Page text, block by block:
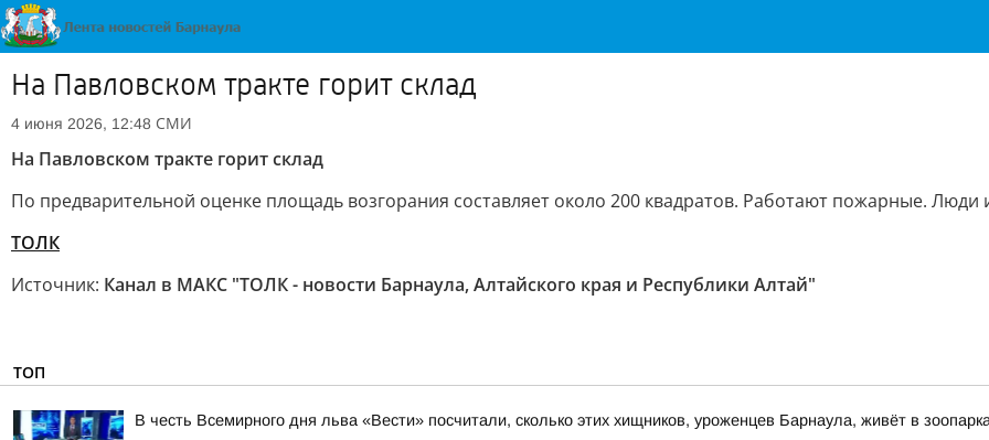
На Павловском тракте горит склад
4 июня 2026, 12:48 СМИ
На Павловском тракте горит склад
По предварительной оценке площадь возгорания составляет около 200 квадратов. Работают пожарные.
ТОЛК
Источник: Канал в МАКС "ТОЛК - новости Барнаула, Алтайского края и Республики Алтай"
ТОП
В честь Всемирного дня льва «Вести» посчитали, сколько этих хищников, уроженцев Барнаула, живёт в